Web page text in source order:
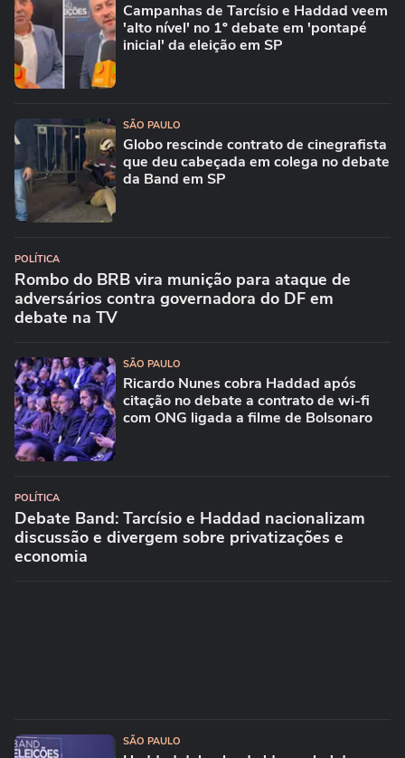
Campanhas de Tarcísio e Haddad veem
'alto nível' no 1º debate em 'pontapé
inicial' da eleição em SP
SÃO PAULO
Globo rescinde contrato de cinegrafista
que deu cabeçada em colega no debate
da Band em SP
POLÍTICA
Rombo do BRB vira munição para ataque de
adversários contra governadora do DF em
debate na TV
SÃO PAULO
Ricardo Nunes cobra Haddad após
citação no debate a contrato de wi-fi
com ONG ligada a filme de Bolsonaro
POLÍTICA
Debate Band: Tarcísio e Haddad nacionalizam
discussão e divergem sobre privatizações e
economia
SÃO PAULO